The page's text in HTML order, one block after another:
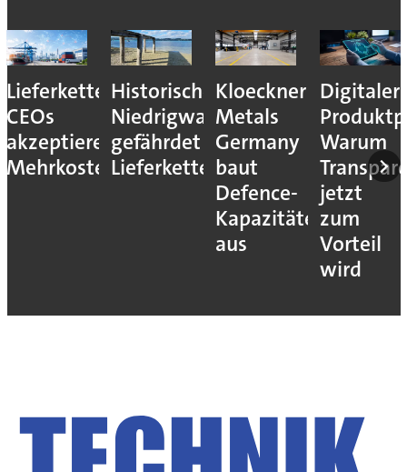
Lieferkettenresilienz:
CEOs
akzeptieren
Mehrkosten
Historisches
Niedrigwasser
gefährdet
Lieferketten
Kloeckner
Metals
Germany
baut
Defence-
Kapazitäten
aus
Digitaler
Warum
jetzt
zum
Vorteil
wird